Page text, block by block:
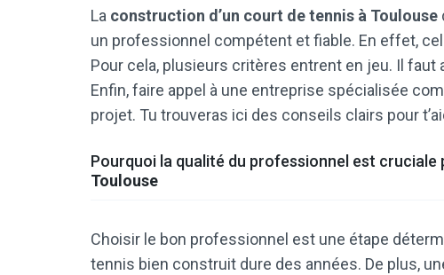
La construction d’un court de tennis à Toulouse
un professionnel compétent et fiable. En effet,
Pour cela, plusieurs critères entrent en jeu. Il
Enfin, faire appel à une entreprise spécialisée
projet. Tu trouveras ici des conseils clairs pour
Pourquoi la qualité du professionnel est cruciale
Toulouse
Choisir le bon professionnel est une étape
tennis bien construit dure des années. De plus,